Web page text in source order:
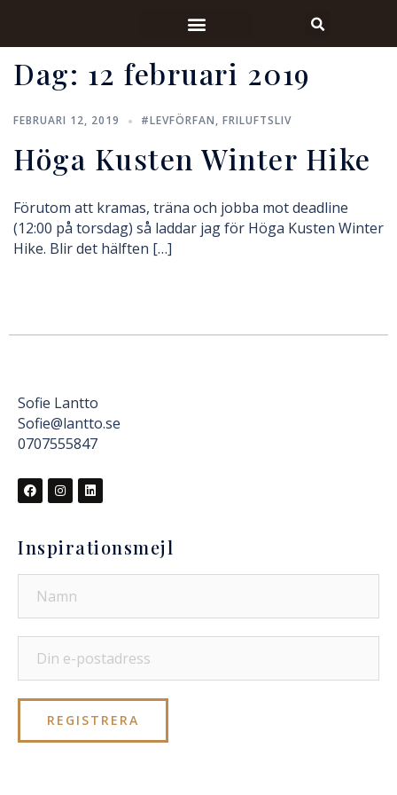
Dag: 12 februari 2019
FEBRUARI 12, 2019 #LEVFÖRFAN, FRILUFTSLIV
Höga Kusten Winter Hike
Förutom att kramas, träna och jobba mot deadline
(12:00 på torsdag) så laddar jag för Höga Kusten Winter
Hike. Blir det hälften […]
Sofie Lantto
Sofie@lantto.se
0707555847
Inspirationsmejl